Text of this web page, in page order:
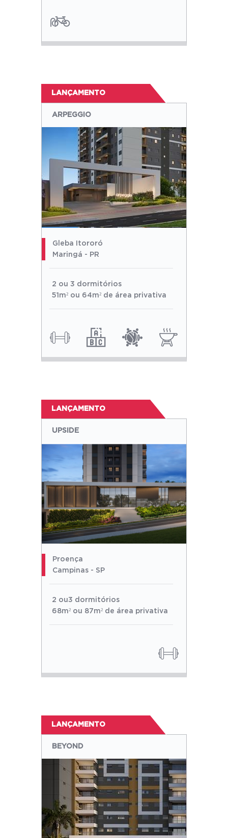
LANÇAMENTO
ARPEGGIO
Gleba Itororó
Maringá - PR
2 ou 3 dormitórios
51m² ou 64m² de área privativa
LANÇAMENTO
UPSIDE
Proença
Campinas - SP
2 ou3 dormitórios
68m² ou 87m² de área privativa
LANÇAMENTO
BEYOND